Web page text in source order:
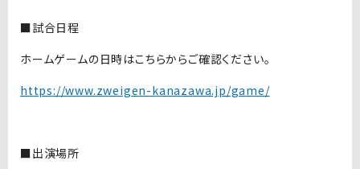
■試合日程
ホームゲームの日時はこちらからご確認ください。
https://www.zweigen-kanazawa.jp/game/
■出演場所